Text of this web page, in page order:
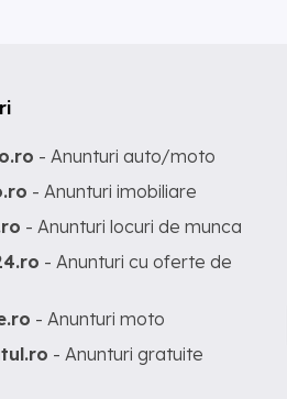
- Anunturi auto/moto
- Anunturi imobiliare
- Anunturi locuri de munca
- Anunturi cu oferte de
- Anunturi moto
- Anunturi gratuite